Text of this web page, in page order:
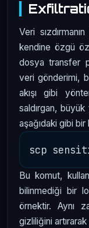
Veri
kendine özgü
dosya transfer
veri gönderimi,
akışı gibi
saldırgan,
aşağıdaki gibi
Bu komut,
bilinmediği bir
örnektir. Aynı
gizliliğini